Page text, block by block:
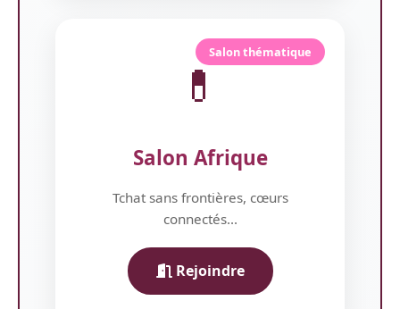
Salon thématique
💊
Salon Afrique
Tchat sans frontières, cœurs
connectés...
Rejoindre